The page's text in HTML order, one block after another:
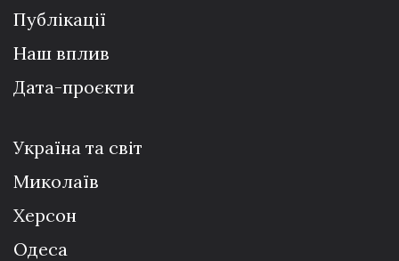
Публікації
Наш вплив
Дата-проєкти
Україна та світ
Миколаїв
Херсон
Одеса